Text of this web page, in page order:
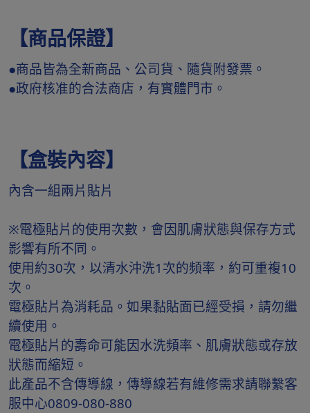
【商品保證】
●商品皆為全新商品、公司貨、隨貨附發票。
●政府核准的合法商店，有實體門市。
【盒裝內容】
內含一組兩片貼片
※電極貼片的使用次數，會因肌膚狀態與保存方式
影響有所不同。
使用約30次，以清水沖洗1次的頻率，約可重複10
次。
電極貼片為消耗品。如果黏貼面已經受損，請勿繼
續使用。
電極貼片的壽命可能因水洗頻率、肌膚狀態或存放
狀態而縮短。
此產品不含傳導線，傳導線若有維修需求請聯繫客
服中心0809-080-880